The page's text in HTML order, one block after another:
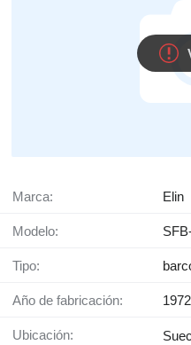
Marca: Elin
Modelo:
Tipo:
Año de fabricación: 1972
Ubicación: